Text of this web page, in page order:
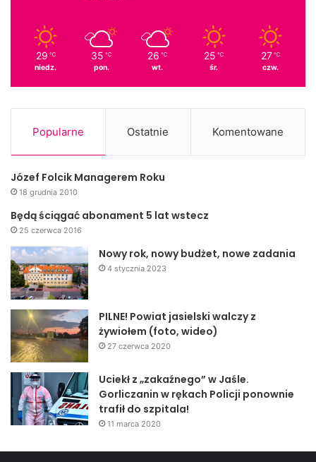
29 ℃
niedz.
35 ℃
pon.
26 ℃
wt.
25 ℃
śr.
27 ℃
czw.
Popularne Ostatnie Komentowane
Józef Folcik Managerem Roku
18 grudnia 2010
Będą ściągać abonament 5 lat wstecz
25 czerwca 2016
Nowy rok, nowy budżet, nowe zadania
4 stycznia 2023
PILNE! Powiat jasielski walczy z
żywiołem (foto, wideo)
27 czerwca 2020
Uciekł z „zakaźnego” w Jaśle.
Gorliczanin w rękach Policji ponownie
trafił do szpitala!
11 marca 2020